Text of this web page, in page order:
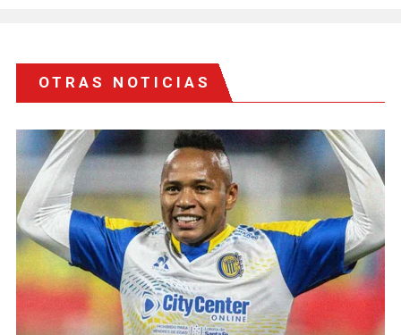
OTRAS NOTICIAS